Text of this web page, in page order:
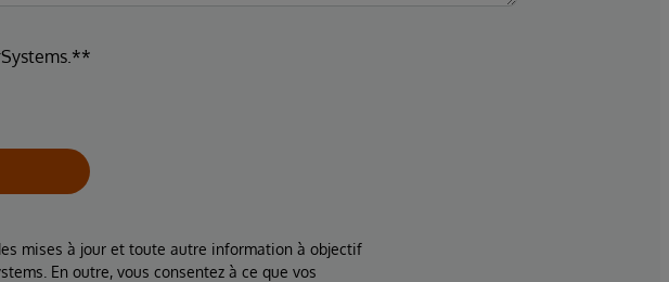
mises à jour et toute autre information à objectif
En outre, vous consentez à ce que vos